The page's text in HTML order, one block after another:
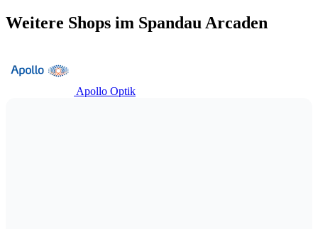
Weitere Shops im Spandau Arcaden
Apollo Optik